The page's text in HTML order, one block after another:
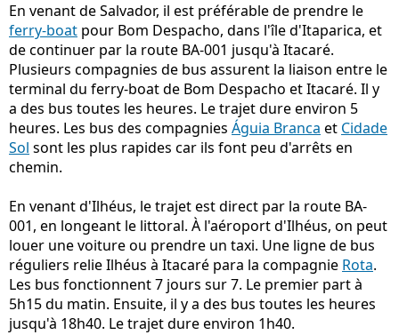
En venant de Salvador, il est préférable de prendre le
ferry-boat pour Bom Despacho, dans l'île d'Itaparica, et
de continuer par la route BA-001 jusqu'à Itacaré.
Plusieurs compagnies de bus assurent la liaison entre le
terminal du ferry-boat de Bom Despacho et Itacaré. Il y
a des bus toutes les heures. Le trajet dure environ 5
heures. Les bus des compagnies Águia Branca et Cidade
Sol sont les plus rapides car ils font peu d'arrêts en
chemin.
En venant d'Ilhéus, le trajet est direct par la route BA-
001, en longeant le littoral. À l'aéroport d'Ilhéus, on peut
louer une voiture ou prendre un taxi. Une ligne de bus
réguliers relie Ilhéus à Itacaré para la compagnie Rota.
Les bus fonctionnent 7 jours sur 7. Le premier part à
5h15 du matin. Ensuite, il y a des bus toutes les heures
jusqu'à 18h40. Le trajet dure environ 1h40.